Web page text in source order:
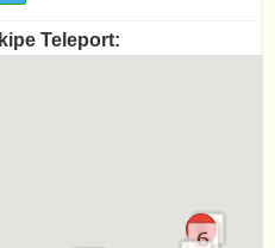
Teleport: